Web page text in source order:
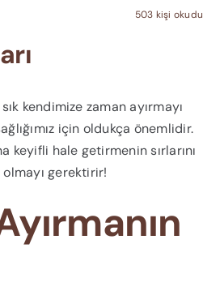
503 kişi okudu
kendimize zaman ayırmayı
için oldukça önemlidir.
keyifli hale getirmenin sırlarını
olmayı gerektirir!